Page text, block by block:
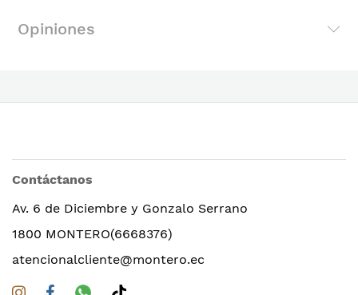
Opiniones
Contáctanos
Av. 6 de Diciembre y Gonzalo Serrano
1800 MONTERO(6668376)
atencionalcliente@montero.ec